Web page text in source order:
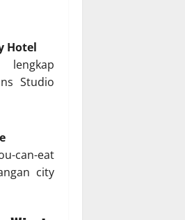
Hotel
lengkap
Studio
can-eat
city